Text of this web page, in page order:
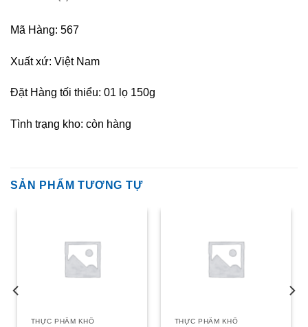
Mã Hàng: 567
Xuất xứ: Việt Nam
Đặt Hàng tối thiểu: 01 lọ 150g
Tình trạng kho: còn hàng
SẢN PHẨM TƯƠNG TỰ
THỰC PHẨM KHÔ THỰC PHẨM KHÔ